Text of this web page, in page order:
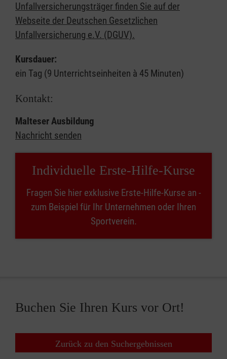
Unfallversicherungsträger finden Sie auf der
Webseite der Deutschen Gesetzlichen
Unfallversicherung e.V. (DGUV).
Kursdauer:
ein Tag (9 Unterrichtseinheiten à 45 Minuten)
Kontakt:
Malteser Ausbildung
Nachricht senden
Individuelle Erste-Hilfe-Kurse
Fragen Sie hier exklusive Erste-Hilfe-Kurse an -
zum Beispiel für Ihr Unternehmen oder Ihren
Sportverein.
Buchen Sie Ihren Kurs vor Ort!
Zurück zu den Suchergebnissen